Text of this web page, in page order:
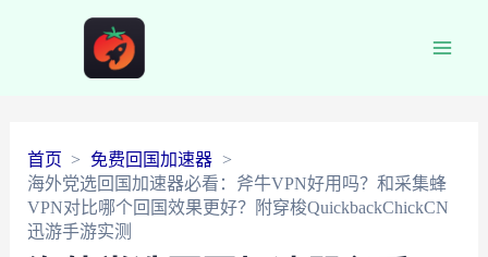
首页
免费回国加速器
海外党选回国加速器必看：斧牛VPN好用吗？和采集蜂
VPN对比哪个回国效果更好？附穿梭QuickbackChickCN
迅游手游实测